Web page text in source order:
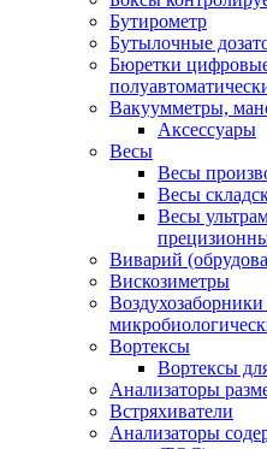
Бутирометр
Бутылочные
Бюретки
Вакуумметры,
Аксессуары
Весы
Весы
Весы
Весы
Виварий
Вискозиметры
Вортексы
Вортексы
Анализаторы
Встряхиватели
Анализаторы